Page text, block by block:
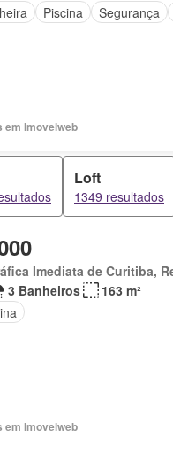
Piscina Segurança
em Imovelweb
Loft
1349 resultados
Imediata de Curitiba,
3 Banheiros
163 m²
em Imovelweb